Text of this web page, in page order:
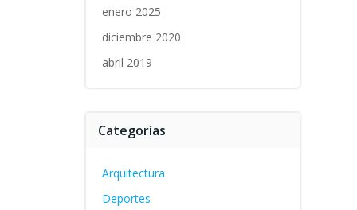
enero 2025
diciembre 2020
abril 2019
Categorías
Arquitectura
Deportes